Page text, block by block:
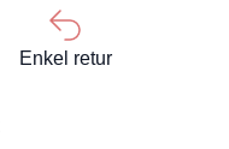
Enkel retur